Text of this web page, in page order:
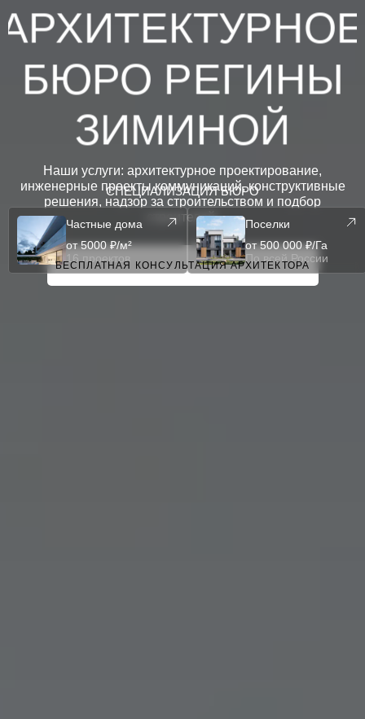
АРХИТЕКТУРНОЕ
БЮРО РЕГИНЫ
ЗИМИНОЙ
БЕСПЛАТНАЯ КОНСУЛЬТАЦИЯ АРХИТЕКТОРА
Наши услуги: архитектурное проектирование,
инженерные проекты коммуникаций, конструктивные
решения, надзор за строительством и подбор
строителей.
СПЕЦИАЛИЗАЦИЯ БЮРО
Частные дома
от 5000 ₽/м²
16 проектов
Поселки
от 500 000 ₽/Га
По всей России